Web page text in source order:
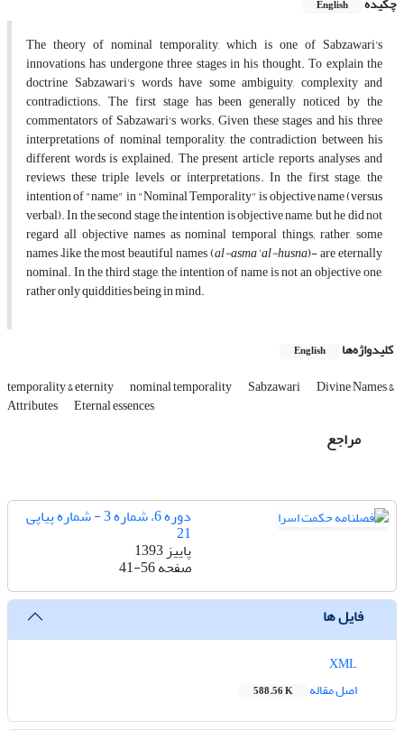
English
The theory of nominal temporality, which is one of Sabzawari's
innovations, has undergone three stages in his thought. To explain the
doctrine, Sabzawari's words have some ambiguity, complexity and
contradictions. The first stage has been generally noticed by the
commentators of Sabzawari's works. Given these stages and his three
interpretations of nominal temporality, the contradiction between his
different words is explained. The present article reports, analyses and
reviews these triple levels or interpretations. In the first stage, the
intention of "name" in "Nominal Temporality" is objective name (versus
verbal). In the second stage, the intention is objective name, but he did not
regard all objective names as nominal temporal things; rather, some
names –like the most beautiful names (al-asma' al-husna)- are eternally
nominal. In the third stage, the intention of name is not an objective one,
rather only quiddities being in mind.
کلیدواژه‌ها English
temporality & eternity nominal temporality Sabzawari Divine Names &
Attributes Eternal essences
مراجع
دوره 6، شماره 3 - شماره پیاپی
21
پاییز 1393
صفحه41-56
فایل ها
اصل مقاله
588.56 K